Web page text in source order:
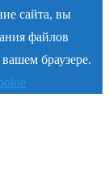
сайта, вы
файлов
браузере.